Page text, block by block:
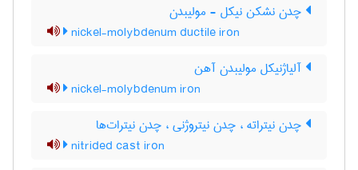
چدن نشکن نیکل - مولیبدن
nickel-molybdenum ductile iron
آلیاژنیکل مولیبدن آهن
nickel-molybdenum iron
چدن نیتراته ، چدن نیتروژنی ، چدن نیترات‌ها
nitrided cast iron